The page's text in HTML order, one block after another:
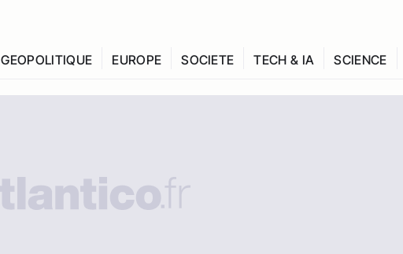
GEOPOLITIQUE EUROPE SOCIETE TECH & IA SCIENCE